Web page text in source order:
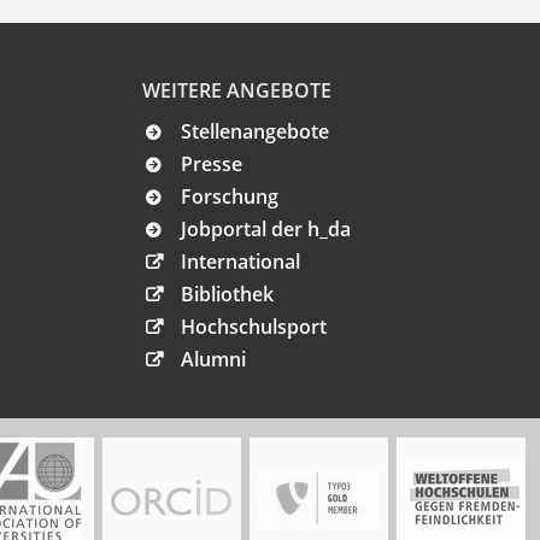
WEITERE ANGEBOTE
Stellenangebote
Presse
Forschung
Jobportal der h_da
International
Bibliothek
Hochschulsport
Alumni